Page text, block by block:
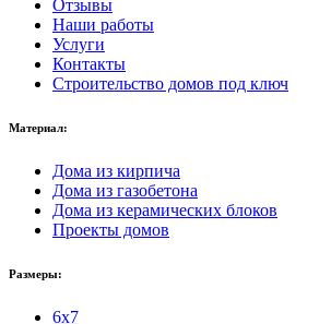
Отзывы
Наши работы
Услуги
Контакты
Строительство домов под ключ
Материал:
Дома из кирпича
Дома из газобетона
Дома из керамических блоков
Проекты домов
Размеры:
6x7